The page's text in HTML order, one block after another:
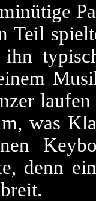
Teil
was
denn